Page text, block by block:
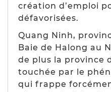
création d’emploi
défavorisées.
Quang Ninh,
Baie de Halong au
de plus la province
touchée par le
qui frappe